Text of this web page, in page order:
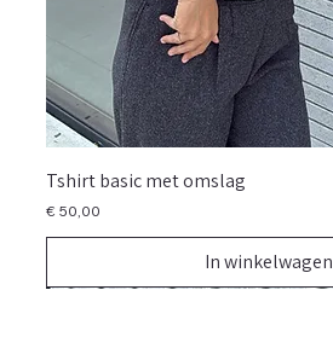
Tshirt basic met omslag
Prijs
€ 50,00
In winkelwagen